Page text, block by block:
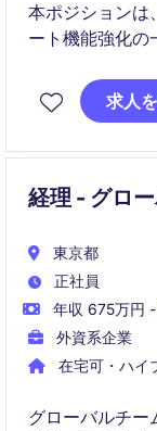
本ポジションは
ート機能強化の
経理業務を主
密に連携し、
単なるオペレー
求人
経理 - グロ
東京都
正社員
年収 675万円
外資系企業
在宅可・ハイ
グローバルチー